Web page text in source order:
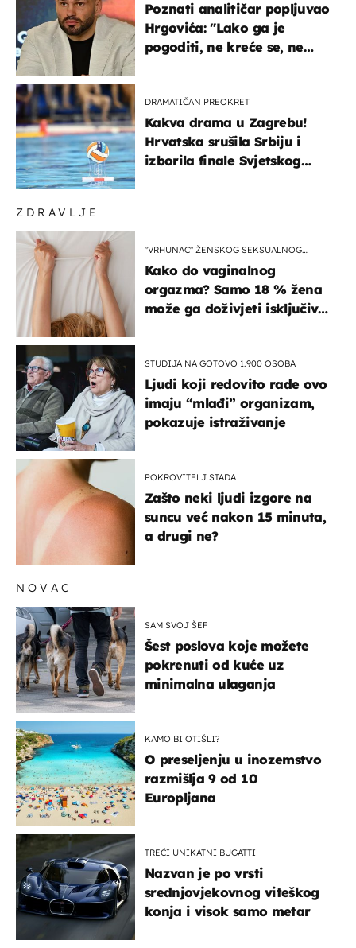
ZDRAVLJE
"VRHUNAC" ŽENSKOG SEKSUALNOG
Kako do vaginalnog
orgazma? Samo 18 % žena
može ga doživjeti isključivo
STUDIJA NA GOTOVO 1.900 OSOBA
Ljudi koji redovito rade ovo
imaju “mlađi” organizam,
pokazuje istraživanje
POKROVITELJ STADA
Zašto neki ljudi izgore na
suncu već nakon 15 minuta,
a drugi ne?
Poznati analitičar popljuvao
Hrgovića: "Lako ga je
pogoditi, ne kreće se, ne
DRAMATIČAN PREOKRET
Kakva drama u Zagrebu!
Hrvatska srušila Srbiju i
izborila finale Svjetskog
NOVAC
SAM SVOJ ŠEF
Šest poslova koje možete
pokrenuti od kuće uz
minimalna ulaganja
KAMO BI OTIŠLI?
O preseljenju u inozemstvo
razmišlja 9 od 10
Europljana
TREĆI UNIKATNI BUGATTI
Nazvan je po vrsti
srednjovjekovnog viteškog
konja i visok samo metar